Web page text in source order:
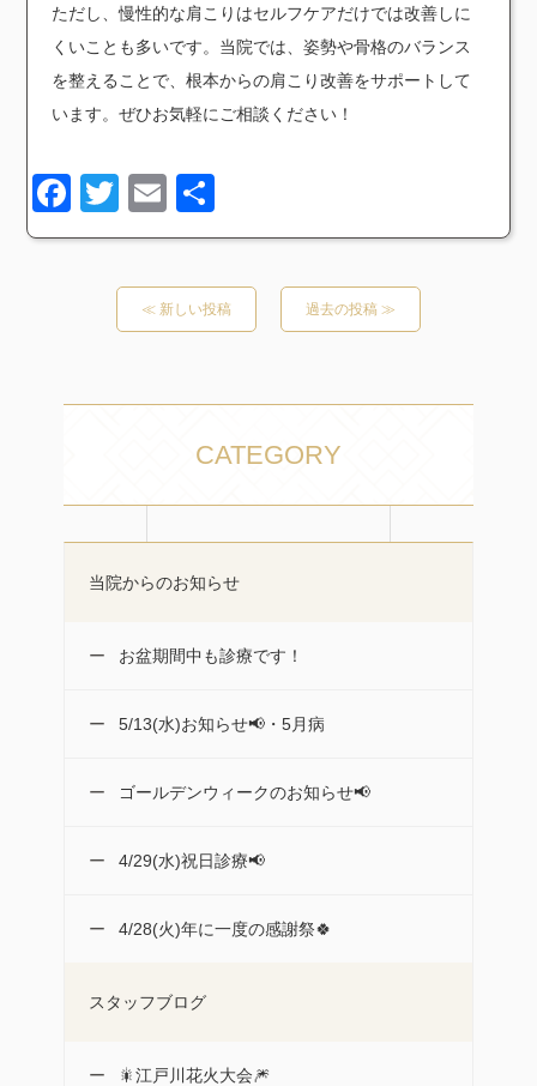
ただし、慢性的な肩こりはセルフケアだけでは改善しに
くいことも多いです。当院では、姿勢や骨格のバランス
を整えることで、根本からの肩こり改善をサポートして
います。ぜひお気軽にご相談ください！
Facebook
TwitterEmail
有
≪ 新しい投稿 過去の投稿 ≫
CATEGORY
当院からのお知らせ
お盆期間中も診療です！
5/13(水)お知らせ📢・5月病
ゴールデンウィークのお知らせ📢
4/29(水)祝日診療📢
4/28(火)年に一度の感謝祭🍀
スタッフブログ
🎇江戸川花火大会🎆